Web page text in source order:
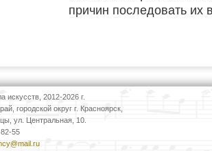
причин последовать
искусств, 2012-2026 г.
городской округ г. Красноярск,
ул. Центральная, 10.
55